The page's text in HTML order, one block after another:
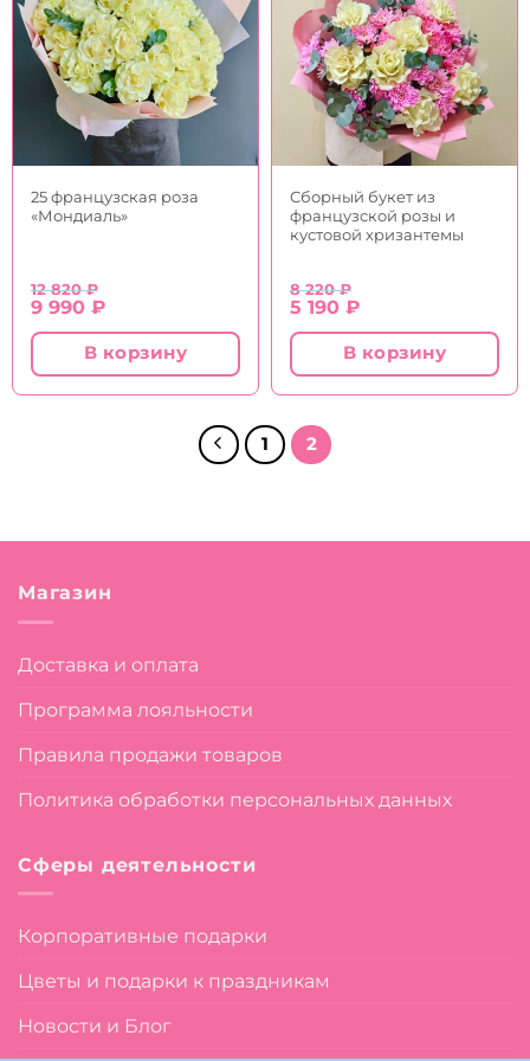
25 французская роза
«Мондиаль»
12 820₽
Первоначальная
составляла
820 ₽.
9 990 ₽
Текущая
9
990 ₽.В корзину
Сборный букет из
французской розы и
кустовой хризантемы
8 220₽
Первоначальная
составляла
220 ₽.
5 190 ₽
Текущая
5
В корзину
1 2
Магазин
Доставка и оплата
Программа лояльности
Правила продажи товаров
Политика обработки персональных данных
Сферы деятельности
Корпоративные подарки
Цветы и подарки к праздникам
Новости и Блог